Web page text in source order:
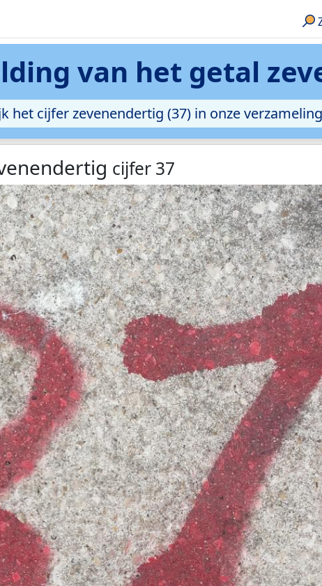
van het getal
het cijfer zevenendertig (37) in onze
cijfer 37